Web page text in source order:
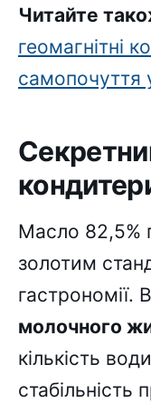
Читайте
геомагнітні
самопочуття
Масло 82,5%
золотим
гастрономії.
молочного
кількість